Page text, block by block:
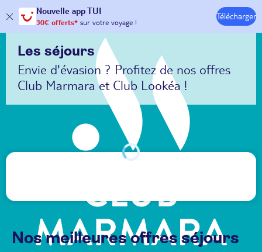
Nouvelle app TUI
30€ offerts*sur votre
avec le code :HAPPYAPP
Télécharger
Hôtels & Clubs
Les séjours
Envie d'évasion ? Profitez de nos offres
Club Marmara et Club Lookéa !
Nos meilleures offres séjours